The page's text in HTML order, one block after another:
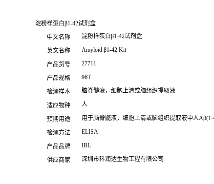
淀粉样蛋白β1-42试剂盒
中文名称
淀粉样蛋白β1-42试剂盒
英文名称 Amyloid β1-42 Kit
产品货号 27711
产品规格 96T
检测样本 脑脊髓液，细胞上清或脑组织提取液
适应物种 人
预期用途 用于脑脊髓液，细胞上清或脑组织提取液中人Aβ(1-
检测方法 ELISA
产品品牌 IBL
供应商家 深圳市科润达生物工程有限公司